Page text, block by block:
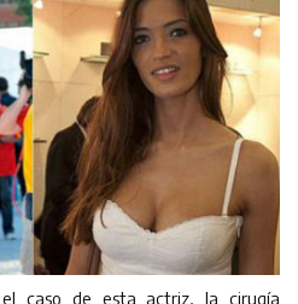
caso de esta actriz, la cirugía